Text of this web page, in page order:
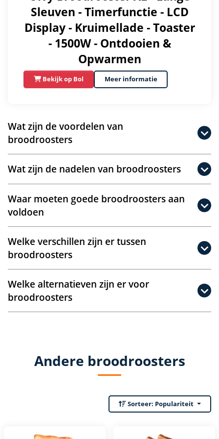
Sleuven - Timerfunctie - LCD
Display - Kruimellade - Toaster
- 1500W - Ontdooien &
Opwarmen
Bekijk op Bol Meer informatie
Wat zijn de voordelen van
broodroosters
Wat zijn de nadelen van broodroosters
Waar moeten goede broodroosters aan
voldoen
Welke verschillen zijn er tussen
broodroosters
Welke alternatieven zijn er voor
broodroosters
Andere broodroosters
Sorteer: Populariteit